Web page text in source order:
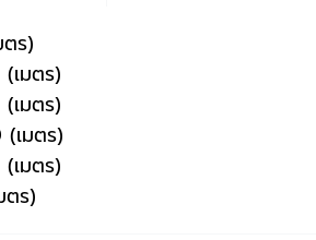
ร)
เมตร)
เมตร)
เมตร)
เมตร)
ตร)